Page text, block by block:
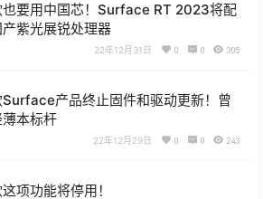
也要用中国芯！Surface RT 2023将配
紫光展锐处理器
22年12月31日 0 0 305
Surface产品终止固件和驱动更新！曾
本标杆
22年12月29日 0 0 243
项功能将停用！